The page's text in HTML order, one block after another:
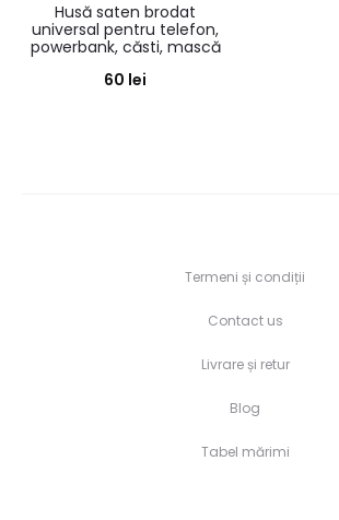
Husă saten brodat
universal pentru telefon,
powerbank, căsti, mască
60 lei
Termeni și condiții
Contact us
Livrare și retur
Blog
Tabel mărimi